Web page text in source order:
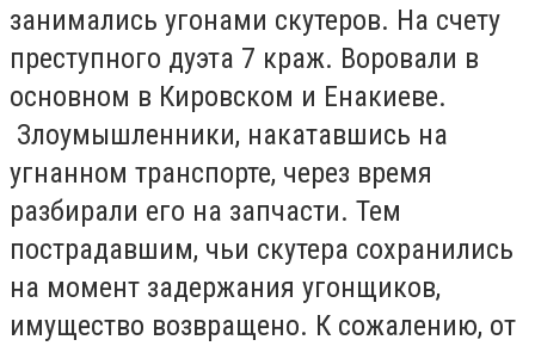
занимались угонами скутеров. На счету
преступного дуэта 7 краж. Воровали в
основном в Кировском и Енакиеве.
Злоумышленники, накатавшись на
угнанном транспорте, через время
разбирали его на запчасти. Тем
пострадавшим, чьи скутера сохранились
на момент задержания угонщиков,
имущество возвращено. К сожалению, от